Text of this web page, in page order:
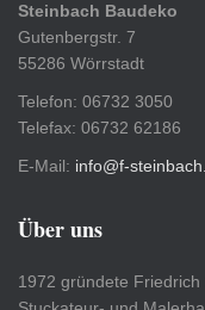
Steinbach Baudeko
Gutenbergstr. 7
55286 Wörrstadt
Telefon: 06732 3050
Telefax: 06732 62186
E-Mail: info@f-
Über uns
1972 gründete